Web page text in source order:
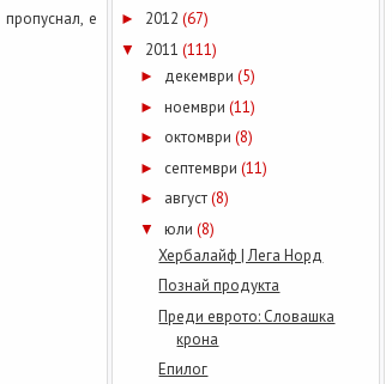
е
► 2012 (67)
▼ 2011 (111)
► декември (5)
► ноември (11)
► октомври (8)
► септември (11)
► август(8)
▼ юли (8)
Хербалайф | Лега Норд
Познай продукта
Преди еврото: Словашка
крона
Епилог